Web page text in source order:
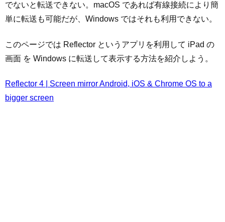
でないと転送できない。macOS であれば有線接続により簡
単に転送も可能だが、Windows ではそれも利用できない。
このページでは Reflector というアプリを利用して iPad の
画面 を Windows に転送して表示する方法を紹介しよう。
Reflector 4 | Screen mirror Android, iOS & Chrome OS to a
bigger screen